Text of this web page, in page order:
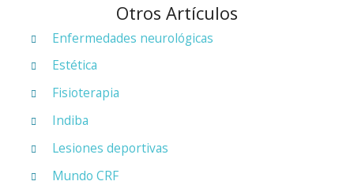
Otros Artículos
Enfermedades neurológicas
Estética
Fisioterapia
Indiba
Lesiones deportivas
Mundo CRF